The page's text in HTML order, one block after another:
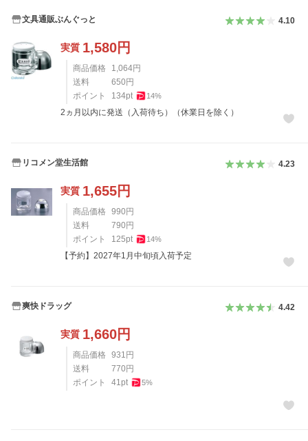
文具通販ぶんぐっと 4.10
実質 1,580円
商品価格 1,064円
送料
650 円
ポイント
134pt 14%
2ヵ月以内に発送（入荷待ち）（休業日を除く）
リコメン堂生活館 4.23
実質 1,655円
商品価格 990 円
送料
790 円
ポイント
125pt 14%
【予約】2027年1月中旬頃入荷予定
爽快ドラッグ 4.42
実質 1,660円
商品価格 931 円
送料
770 円
ポイント
41pt 5%